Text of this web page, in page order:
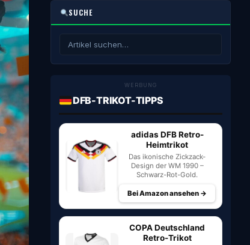
SUCHE
WERBUNG
DFB-TRIKOT-TIPPS
adidas DFB Retro-
Heimtrikot
Das ikonische Zickzack-
Design der WM 1990 –
Schwarz-Rot-Gold.
Bei Amazon ansehen →
COPA Deutschland
Retro-Trikot